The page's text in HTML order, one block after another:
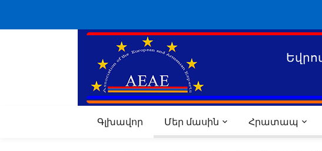
Գլխավոր Մեր մասին Հրատապ